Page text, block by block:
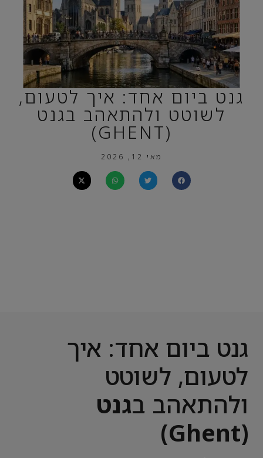
גנט ביום אחד: איך לטעום,
לשוטט ולהתאהב בגנט
(GHENT)
מאי 12, 2026
גנט ביום אחד: איך
לטעום, לשוטט
ולהתאהב בגנט
(Ghent)